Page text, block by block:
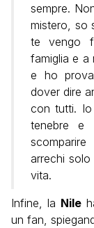
sempre.
mistero, so
te vengo
famiglia e a
e ho
dover dire
con tutti.
tenebre e
arrechi
vita.
Infine, la Nile
un fan,